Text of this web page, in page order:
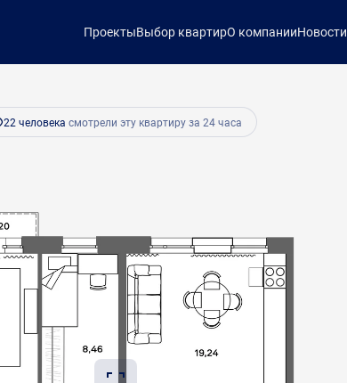
ПроектыВыбор квартирО компанииНовости
Ипотекаот 39 964 руб.
22 человекa смотрели эту квартиру за 24 часа